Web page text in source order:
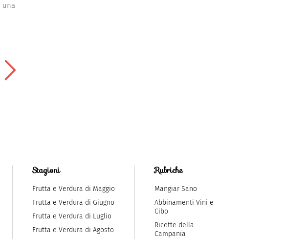
una
Stagioni
Frutta e Verdura di Maggio
Frutta e Verdura di Giugno
Frutta e Verdura di Luglio
Frutta e Verdura di Agosto
Rubriche
Mangiar Sano
Abbinamenti Vini e
Cibo
Ricette della
Campania